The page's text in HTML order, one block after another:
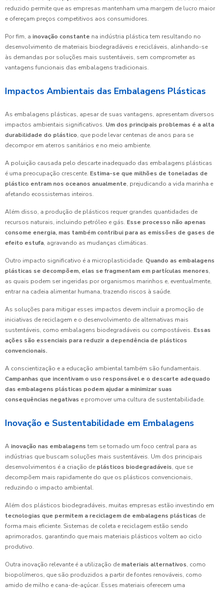
reduzido permite que as empresas mantenham uma margem de lucro maior
e ofereçam preços competitivos aos consumidores.
Por fim, a inovação constante na indústria plástica tem resultando no
desenvolvimento de materiais biodegradáveis e recicláveis, alinhando-se
às demandas por soluções mais sustentáveis, sem comprometer as
vantagens funcionais das embalagens tradicionais.
Impactos Ambientais das Embalagens Plásticas
As embalagens plásticas, apesar de suas vantagens, apresentam diversos
impactos ambientais significativos. Um dos principais problemas é a alta
durabilidade do plástico, que pode levar centenas de anos para se
decompor em aterros sanitários e no meio ambiente.
A poluição causada pelo descarte inadequado das embalagens plásticas
é uma preocupação crescente. Estima-se que milhões de toneladas de
plástico entram nos oceanos anualmente, prejudicando a vida marinha e
afetando ecossistemas inteiros.
Além disso, a produção de plásticos requer grandes quantidades de
recursos naturais, incluindo petróleo e gás. Esse processo não apenas
consome energia, mas também contribui para as emissões de gases de
efeito estufa, agravando as mudanças climáticas.
Outro impacto significativo é a microplasticidade. Quando as embalagens
plásticas se decompõem, elas se fragmentam em partículas menores,
as quais podem ser ingeridas por organismos marinhos e, eventualmente,
entrar na cadeia alimentar humana, trazendo riscos à saúde.
As soluções para mitigar esses impactos devem incluir a promoção de
iniciativas de reciclagem e o desenvolvimento de alternativas mais
sustentáveis, como embalagens biodegradáveis ou compostáveis. Essas
ações são essenciais para reduzir a dependência de plásticos
convencionais.
A conscientização e a educação ambiental também são fundamentais.
Campanhas que incentivam o uso responsável e o descarte adequado
das embalagens plásticas podem ajudar a minimizar suas
consequências negativas e promover uma cultura de sustentabilidade.
Inovação e Sustentabilidade em Embalagens
A inovação nas embalagens tem se tornado um foco central para as
indústrias que buscam soluções mais sustentáveis. Um dos principais
desenvolvimentos é a criação de plásticos biodegradáveis, que se
decompõem mais rapidamente do que os plásticos convencionais,
reduzindo o impacto ambiental.
Além dos plásticos biodegradáveis, muitas empresas estão investindo em
tecnologias que permitem a reciclagem de embalagens plásticas de
forma mais eficiente. Sistemas de coleta e reciclagem estão sendo
aprimorados, garantindo que mais materiais plásticos voltem ao ciclo
produtivo.
Outra inovação relevante é a utilização de materiais alternativos, como
biopolímeros, que são produzidos a partir de fontes renováveis, como
amido de milho e cana-de-açúcar. Esses materiais oferecem uma